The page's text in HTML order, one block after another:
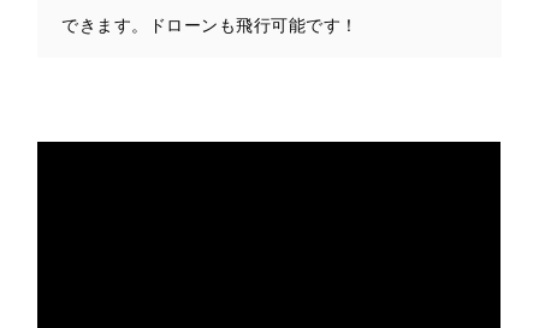
できます。ドローンも飛行可能です！